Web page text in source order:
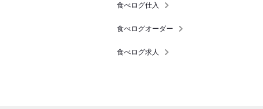
食べログ仕入
食べログオーダー
食べログ求人